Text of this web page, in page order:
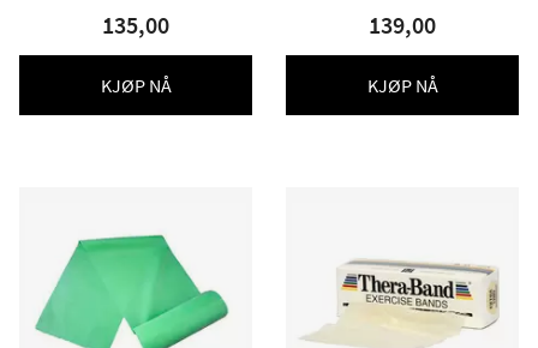
135,00
KJØP NÅ
139,00
KJØP NÅ